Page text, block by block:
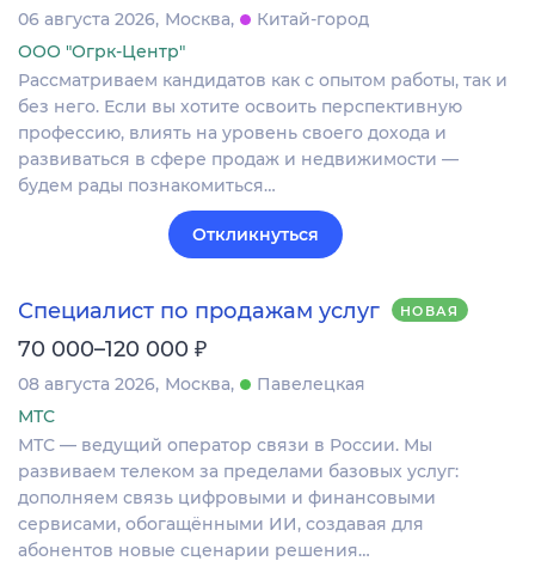
06 августа 2026 Москва
Китай-город
ООО "Огрк-Центр"
Рассматриваем кандидатов как с опытом работы, так и
без него. Если вы хотите освоить перспективную
профессию, влиять на уровень своего дохода и
развиваться в сфере продаж и недвижимости —
будем рады познакомиться…
Откликнуться
Специалист по продажам услуг НОВАЯ
70 000–120 000 ₽
08 августа 2026 Москва
Павелецкая
МТС
МТС — ведущий оператор связи в России. Мы
развиваем телеком за пределами базовых услуг:
дополняем связь цифровыми и финансовыми
сервисами, обогащёнными ИИ, создавая для
абонентов новые сценарии решения…